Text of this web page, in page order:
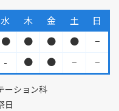
水 木 金 土
日
● ● ● ●
−
- ● ● − −
ーション科
日